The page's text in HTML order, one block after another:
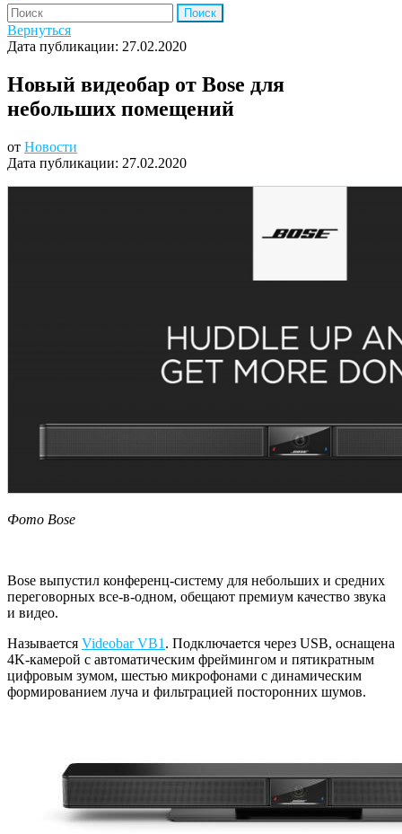
'Найти:
Вернуться
Дата публикации: 27.02.2020
Новый видеобар от Bose для
небольших помещений
от Новости
Дата публикации: 27.02.2020
Фото Bose
Bose выпустил конференц-систему для небольших и средних
переговорных все-в-одном, обещают премиум качество звука
и видео.
Называется Videobar VB1 . Подключается через USB, оснащена
4K-камерой с автоматическим фреймингом и пятикратным
цифровым зумом, шестью микрофонами с динамическим
формированием луча и фильтрацией посторонних шумов.